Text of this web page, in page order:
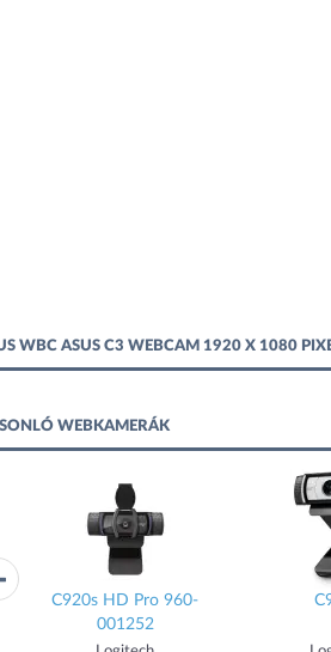
WBC ASUS C3 WEBCAM 1920 X 1080
WEBKAMERÁK
C920s HD Pro 960-
001252